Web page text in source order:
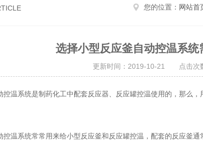
您的位置： 网站首
选择小型反应釜自动控温系统
更新时间：2019-10-21 点击次
控温系统是制药化工中配套反应器、反应罐控温使用的，那么
系统常常用来给小型反应釜和反应罐控温，配套的反应釜通